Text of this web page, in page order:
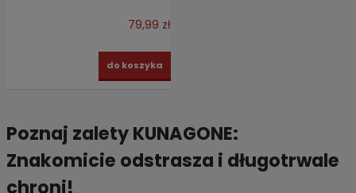
79,99 zł
do koszyka
Poznaj zalety KUNAGONE:
Znakomicie odstrasza i długotrwale
chroni!